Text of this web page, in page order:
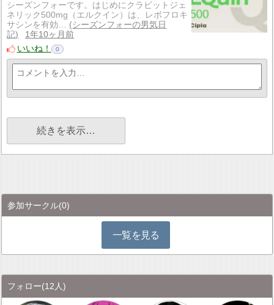
シーズンフォーです。はじめにクラビットジェ
ネリック500mg（エルクイン）は、レボフロキ
サシンを有効…
シーズンフォーの男気日
記
1年10ヶ月前
いいね！
0
続きを表示…
参加サークル(0)
一覧を見る
フォロー(12人)